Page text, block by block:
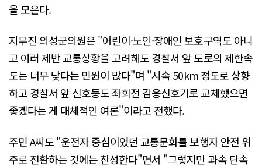
을 모은다.
지무진 의성군의원은 "어린이·노인·장애인 보호구역도 아니
고 여러 제반 교통상황을 고려해도 경찰서 앞 도로의 제한속
도는 너무 낮다는 민원이 많다"며 "시속 50km 정도로 상향
하고 경찰서 앞 신호등도 좌회전 감응신호기로 교체했으면
좋겠다는 게 대체적인 여론"이라고 전했다.
주민 A씨도 "운전자 중심이었던 교통문화를 보행자 안전 위
주로 전환하는 것에는 찬성한다"면서 "그렇지만 과속 단속